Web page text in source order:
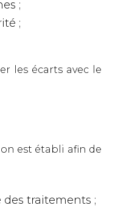
;
;
les écarts avec le
est établi afin de
traitements ;